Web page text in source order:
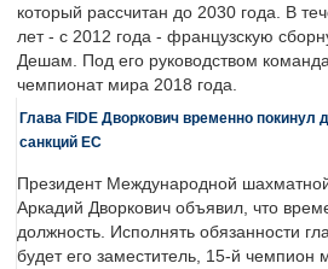
который рассчитан до 2030 года. В
лет - с 2012 года - французскую
Дешам. Под его руководством
чемпионат мира 2018 года.
Глава FIDE Дворкович временно покинул
санкций ЕС
Президент Международной
Аркадий Дворкович объявил, что
должность. Исполнять обязанности
будет его заместитель, 15-й чемпион